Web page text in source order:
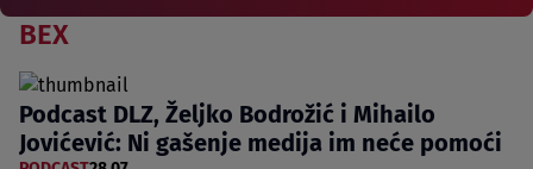
BEX
Podcast DLZ, Željko Bodrožić i Mihailo
Jovićević: Ni gašenje medija im neće pomoći